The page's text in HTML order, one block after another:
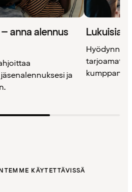
anna alennus
ja
Lukuisia
Hyödynnä
tarjoamat
KÄYTETTÄVISSÄ